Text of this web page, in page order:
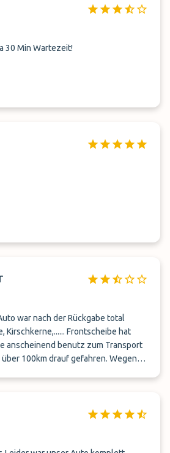
30 Min Wartezeit!
war nach der Rückgabe total
Kirschkerne,...... Frontscheibe hat
anscheinend benutz zum Transport
100km drauf gefahren. Wegen